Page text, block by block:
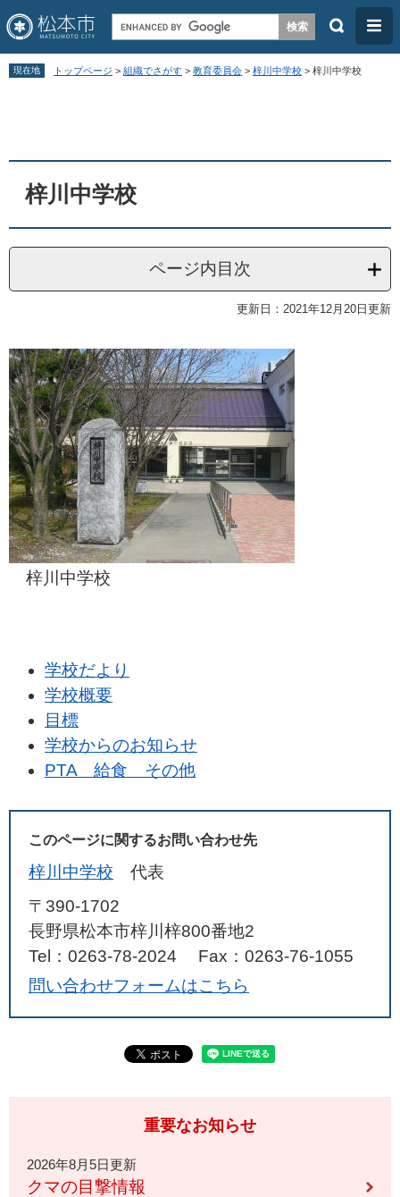
ペ
先
メ
を
本
検
メ
ニ
ュ
現在地 トップページ > 組織でさがす > 教育委員会 > 梓川中学校 > 梓川中学校
梓川中学校
ページ内目次
更新日：2021年12月20日更新
梓川中学校
学校だより
学校概要
目標
学校からのお知らせ
PTA 給食 その他
このページに関するお問い合わせ先
梓川中学校
代表
〒390-1702
長野県松本市梓川梓800番地2
Tel：0263-78-2024
Fax：0263-76-1055
問い合わせフォームはこちら
重要なお知らせ
2026年8月5日更新
クマの目撃情報